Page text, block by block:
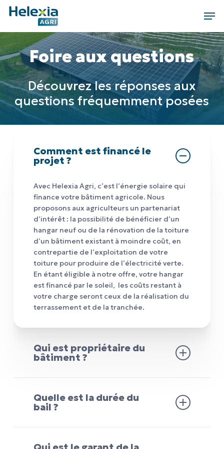
Skip
main
contentFoire aux questions
Découvrez les réponses aux
questions fréquemment posées
Comment est financé le
projet ?
Avec Helexia Agri, c’est l’énergie solaire qui
finance votre bâtiment agricole. Nous
proposons aux agriculteurs un partenariat
d’intérêt : la possibilité de bénéficier d’un
hangar neuf ou de la rénovation de la toiture
d’un bâtiment existant à moindre coût, en
contrepartie de l’exploitation de votre
toiture pour produire de l’électricité verte.
En étant éligible à notre offre, votre hangar
est financé par le soleil, les coûts restant à
votre charge seront ceux de la réalisation du
terrassement et de la tranchée.
Qui est propriétaire du
bâtiment ?
emphytéotique, il s’agit d’un bail immobilier
longue durée conférant au locataire une
Quelle est la durée du
bail ?
que nous avons signé ensemble. Il s’agit d’un